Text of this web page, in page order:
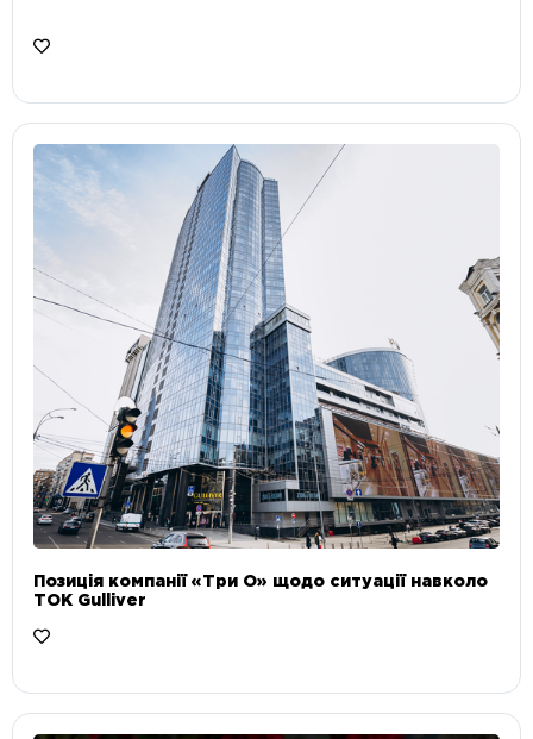
Позиція компанії «Три О» щодо ситуації навколо
ТОК Gulliver